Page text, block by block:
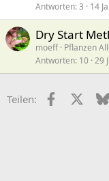
Antworten 3 14
Dry Start
moeff Pflanzen
Antworten 10 29
Teilen: Facebook
X